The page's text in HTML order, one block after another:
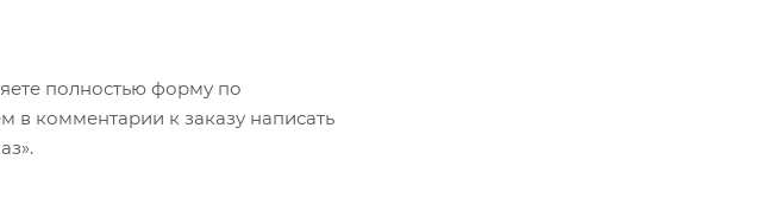
полностью форму по
в комментарии к заказу написать